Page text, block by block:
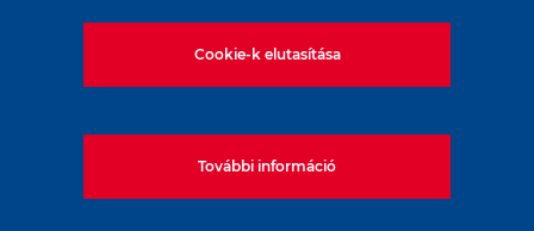
Cookie-k elutasítása
További információ